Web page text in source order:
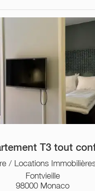
T3 tout
/ Locations
Fontvieille
98000 Monaco